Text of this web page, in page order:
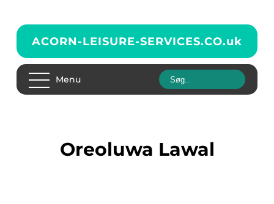
ACORN-LEISURE-SERVICES.CO.uk
Menu
Oreoluwa Lawal